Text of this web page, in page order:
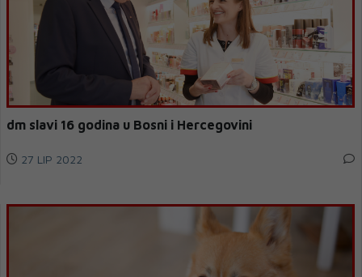
dm slavi 16 godina u Bosni i Hercegovini
27 LIP 2022